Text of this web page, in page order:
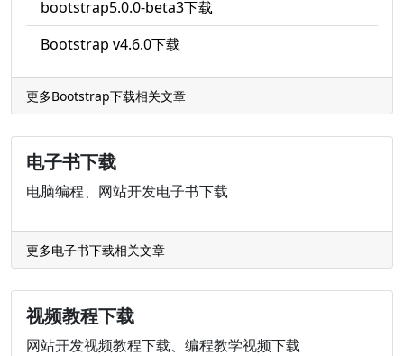
bootstrap5.0.0-beta3下载
Bootstrap v4.6.0下载
更多Bootstrap下载相关文章
电子书下载
电脑编程、网站开发电子书下载
更多电子书下载相关文章
视频教程下载
网站开发视频教程下载、编程教学视频下载